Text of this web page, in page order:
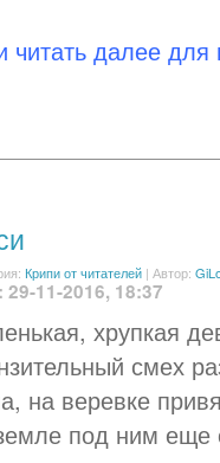
далее для
Крипи от читателей | Автор:
29-11-2016, 18:37
хрупкая
смех
на веревке
под ним еще